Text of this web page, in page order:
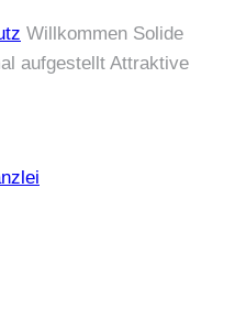
Willkommen Solide
aufgestellt Attraktive